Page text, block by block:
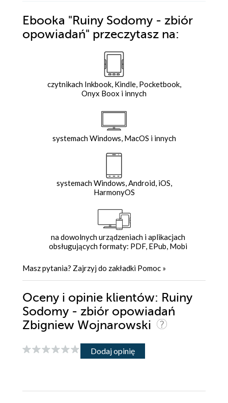
Ebooka "Ruiny Sodomy - zbiór
opowiadań" przeczytasz na:
czytnikach Inkbook, Kindle, Pocketbook,
Onyx Boox i innych
systemach Windows, MacOS i innych
systemach Windows, Android, iOS,
HarmonyOS
na dowolnych urządzeniach i aplikacjach
obsługujących formaty: PDF, EPub, Mobi
Masz pytania? Zajrzyj do zakładki Pomoc »
Oceny i opinie klientów: Ruiny
Sodomy - zbiór opowiadań
Zbigniew Wojnarowski
Dodaj opinię